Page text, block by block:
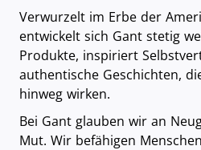
Verwurzelt im Erbe der
entwickelt sich Gant stetig
Produkte, inspiriert
authentische Geschichten,
hinweg wirken.
Bei Gant glauben wir an
Mut. Wir befähigen